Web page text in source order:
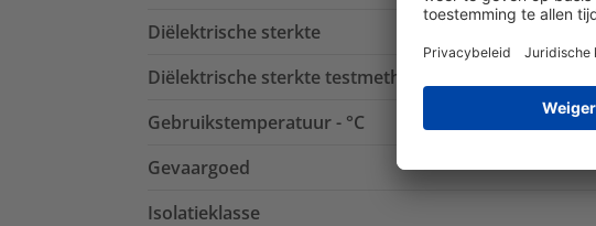
Diëlektrische sterkte
Diëlektrische sterkte testmethode
Gebruikstemperatuur - °C
Gevaargoed
Isolatieklasse